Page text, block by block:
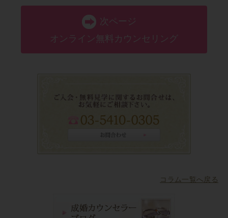
次ページ
オンライン無料カウンセリング
コラム一覧へ戻る